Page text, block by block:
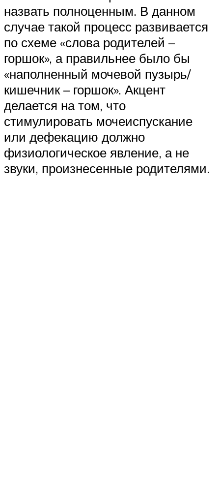
назвать полноценным. В данном
случае такой процесс развивается
по схеме «слова родителей –
горшок», а правильнее было бы
«наполненный мочевой пузырь/
кишечник – горшок». Акцент
делается на том, что
стимулировать мочеиспускание
или дефекацию должно
физиологическое явление, а не
звуки, произнесенные родителями.